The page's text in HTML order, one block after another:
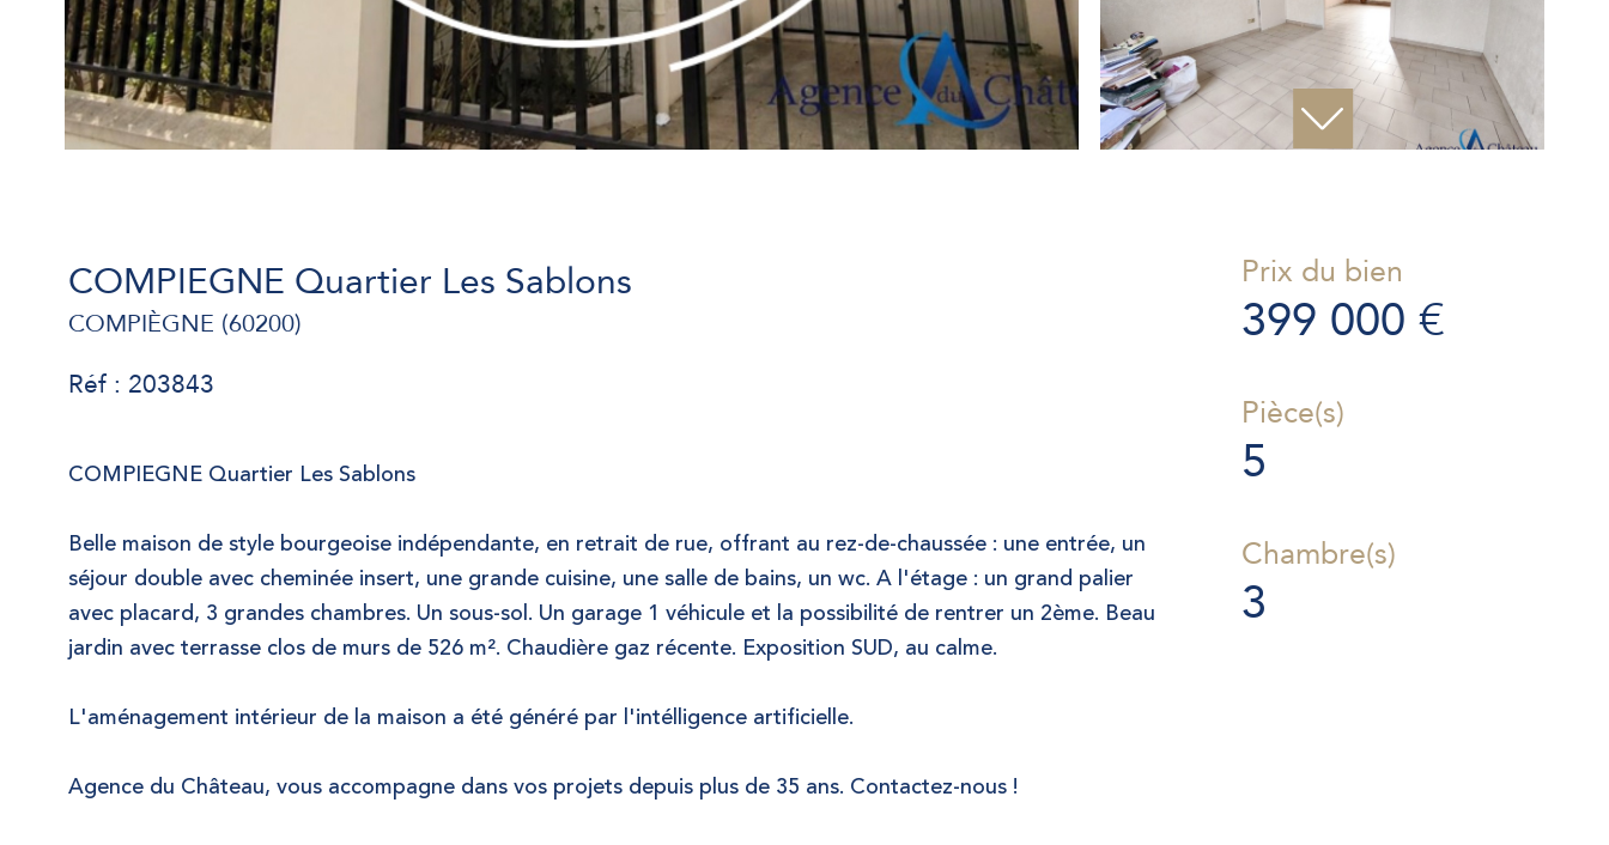
COMPIEGNE Quartier Les Sablons
COMPIÈGNE (60200)
Réf : 203843
COMPIEGNE Quartier Les Sablons
Belle maison de style bourgeoise indépendante, en retrait de rue, offrant au rez-de-chaussée : une entrée, un
séjour double avec cheminée insert, une grande cuisine, une salle de bains, un wc. A l'étage : un grand palier
avec placard, 3 grandes chambres. Un sous-sol. Un garage 1 véhicule et la possibilité de rentrer un 2ème. Beau
jardin avec terrasse clos de murs de 526 m². Chaudière gaz récente. Exposition SUD, au calme.
L'aménagement intérieur de la maison a été généré par l'intélligence artificielle.
Agence du Château, vous accompagne dans vos projets depuis plus de 35 ans. Contactez-nous !
Prix du bien
399 000 €
Pièce(s)
5
Chambre(s)
3